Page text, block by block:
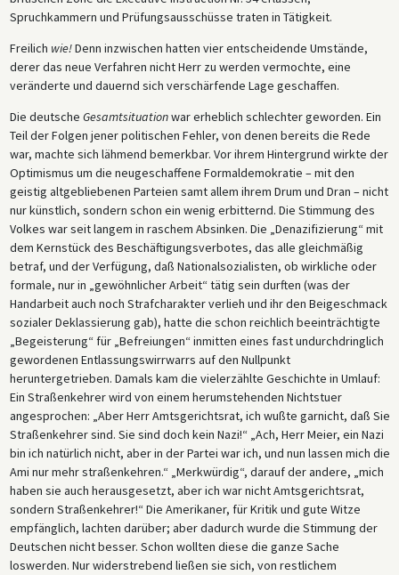
Spruchkammern und Prüfungsausschüsse traten in Tätigkeit.
Freilich wie!Denn inzwischen hatten vier entscheidende Umstände,
derer das neue Verfahren nicht Herr zu werden vermochte, eine
veränderte und dauernd sich verschärfende Lage geschaffen.
Die deutsche Gesamtsituationwar erheblich schlechter geworden. Ein
Teil der Folgen jener politischen Fehler, von denen bereits die Rede
war, machte sich lähmend bemerkbar. Vor ihrem Hintergrund wirkte der
Optimismus um die neugeschaffene Formaldemokratie – mit den
geistig altgebliebenen Parteien samt allem ihrem Drum und Dran – nicht
nur künstlich, sondern schon ein wenig erbitternd. Die Stimmung des
Volkes war seit langem in raschem Absinken. Die „Denazifizierung“ mit
dem Kernstück des Beschäftigungsverbotes, das alle gleichmäßig
betraf, und der Verfügung, daß Nationalsozialisten, ob wirkliche oder
formale, nur in „gewöhnlicher Arbeit“ tätig sein durften (was der
Handarbeit auch noch Strafcharakter verlieh und ihr den Beigeschmack
sozialer Deklassierung gab), hatte die schon reichlich beeinträchtigte
„Begeisterung“ für „Befreiungen“ inmitten eines fast undurchdringlich
gewordenen Entlassungswirrwarrs auf den Nullpunkt
heruntergetrieben. Damals kam die vielerzählte Geschichte in Umlauf:
Ein Straßenkehrer wird von einem herumstehenden Nichtstuer
angesprochen: „Aber Herr Amtsgerichtsrat, ich wußte garnicht, daß Sie
Straßenkehrer sind. Sie sind doch kein Nazi!“ „Ach, Herr Meier, ein Nazi
bin ich natürlich nicht, aber in der Partei war ich, und nun lassen mich die
Ami nur mehr straßenkehren.“ „Merkwürdig“, darauf der andere, „mich
haben sie auch herausgesetzt, aber ich war nicht Amtsgerichtsrat,
sondern Straßenkehrer!“ Die Amerikaner, für Kritik und gute Witze
empfänglich, lachten darüber; aber dadurch wurde die Stimmung der
Deutschen nicht besser. Schon wollten diese die ganze Sache
loswerden. Nur widerstrebend ließen sie sich, von restlichem